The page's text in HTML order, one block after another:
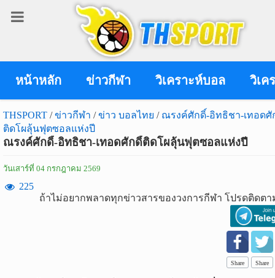
หน้าหลัก ข่าวกีฬา วิเคราะห์บอล วิเค
THSPORT / ข่าวกีฬา / ข่าว บอลไทย / ณรงค์ศักดิ์-อิทธิชา-เทอดศั
ติดโผลุ้นฟุตซอลแห่งปี
ณรงค์ศักดิ์-อิทธิชา-เทอดศักดิ์ติดโผลุ้นฟุตซอลแห่งปี
วันเสาร์ที่ 04 กรกฎาคม 2569
225
ถ้าไม่อยากพลาดทุกข่าวสารของวงการกีฬา โปรดติดตา
Share Share
เข้า
เข้าสู่ระบบ
เข้าสู่ระบบด้วย facebook
สมัคร
สมาชิก